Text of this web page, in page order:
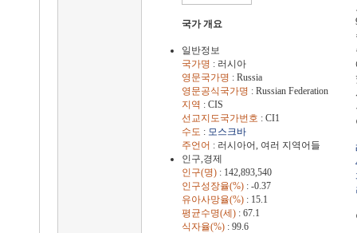
국가 개요
일반정보
국가명 : 러시아
영문국가명 : Russia
영문공식국가명 : Russian Federation
지역 : CIS
선교지도국가번호 : CI1
수도 : 모스크바
주언어 : 러시아어, 여러 지역어들
인구,경제
인구(명): 142,893,540
인구성장율(%): -0.37
유아사망율(%): 15.1
평균수명(세): 67.1
식자율(%): 99.6